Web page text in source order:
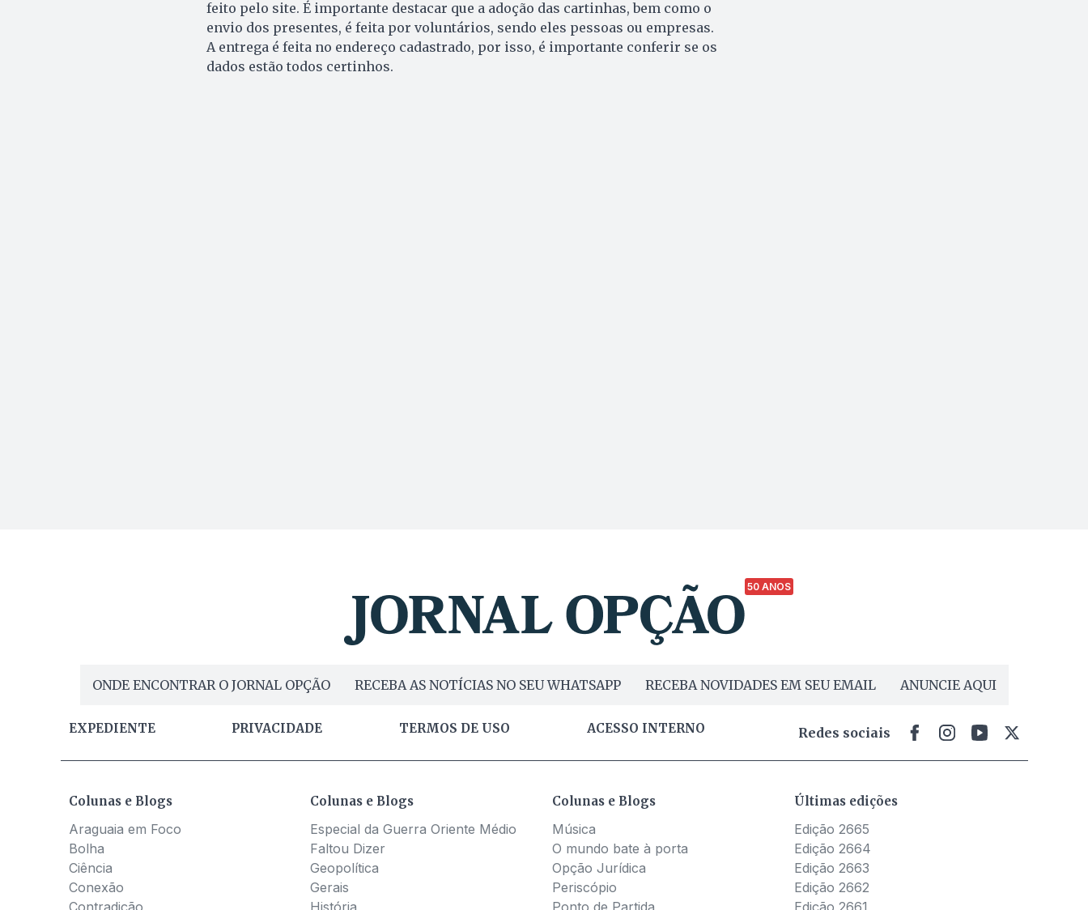
feito pelo site. É importante destacar que a adoção das cartinhas, bem como o
envio dos presentes, é feita por voluntários, sendo eles pessoas ou empresas.
A entrega é feita no endereço cadastrado, por isso, é importante conferir se os
dados estão todos certinhos.
50 ANOS
ONDE ENCONTRAR O JORNAL OPÇÃO RECEBA AS NOTÍCIAS NO SEU WHATSAPP RECEBA NOVIDADES EM SEU EMAIL ANUNCIE AQUI
EXPEDIENTE PRIVACIDADE TERMOS DE USO ACESSO INTERNO Redes sociais
Colunas e Blogs
Araguaia em Foco
Bolha
Ciência
Conexão
Contradição
Colunas e Blogs
Especial da Guerra Oriente Médio
Faltou Dizer
Geopolítica
Gerais
História
Colunas e Blogs
Música
O mundo bate à porta
Opção Jurídica
Periscópio
Ponto de Partida
Últimas edições
Edição 2665
Edição 2664
Edição 2663
Edição 2662
Edição 2661